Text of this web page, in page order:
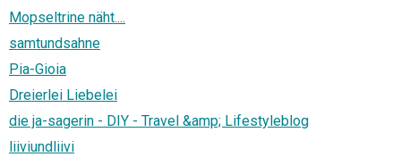
Mopseltrine näht....
samtundsahne
Pia-Gioia
Dreierlei Liebelei
die ja-sagerin - DIY - Travel &amp; Lifestyleblog
liiviundliivi